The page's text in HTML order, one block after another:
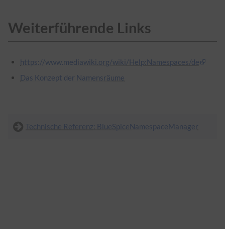
Weiterführende Links
https://www.mediawiki.org/wiki/Help:Namespaces/de
Das Konzept der Namensräume
Technische Referenz: BlueSpiceNamespaceManager